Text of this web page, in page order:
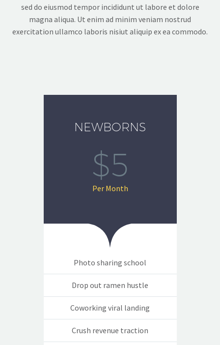
sed do eiusmod tempor incididunt ut labore et dolore
magna aliqua. Ut enim ad minim veniam nostrud
exercitation ullamco laboris nisiut aliquip ex ea commodo.
NEWBORNS
$5
Per Month
Photo sharing school
Drop out ramen hustle
Coworking viral landing
Crush revenue traction